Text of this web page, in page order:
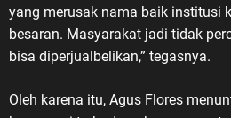
yang merusak nama baik institusi
besaran. Masyarakat jadi tidak
bisa diperjualbelikan,” tegasnya.
Oleh karena itu, Agus Flores